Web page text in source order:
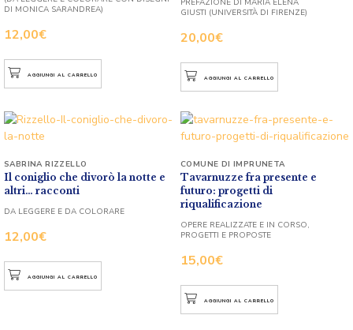
12,00€
DI MONICA SARANDREA)
AGGIUNGI AL CARRELLO
20,00€
PREFAZIONE DI MARIA ELENA
GIUSTI (UNIVERSITÀ DI FIRENZE)
AGGIUNGI AL CARRELLO
Il coniglio che divorò la notte e
altri… racconti
12,00€
SABRINA RIZZELLO
DA LEGGERE E DA COLORARE
AGGIUNGI AL CARRELLO
Tavarnuzze fra presente e
futuro: progetti di
riqualificazione
15,00€
COMUNE DI IMPRUNETA
OPERE REALIZZATE E IN CORSO,
PROGETTI E PROPOSTE
AGGIUNGI AL CARRELLO